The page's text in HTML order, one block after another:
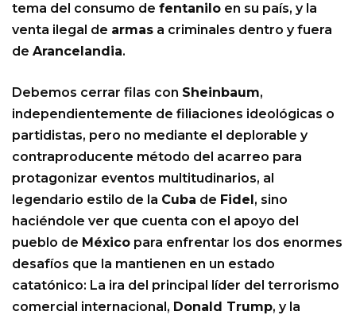
tema del consumo de fentanilo en su país, y la
venta ilegal de armas a criminales dentro y fuera
de Arancelandia.
Debemos cerrar filas con Sheinbaum,
independientemente de filiaciones ideológicas o
partidistas, pero no mediante el deplorable y
contraproducente método del acarreo para
protagonizar eventos multitudinarios, al
legendario estilo de la Cuba de Fidel , sino
haciéndole ver que cuenta con el apoyo del
pueblo de México para enfrentar los dos enormes
desafíos que la mantienen en un estado
catatónico: La ira del principal líder del terrorismo
comercial internacional, Donald Trump, y la